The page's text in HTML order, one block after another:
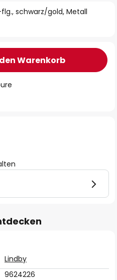
schwarz/gold, Metall
Warenkorb
Lindby
9624226